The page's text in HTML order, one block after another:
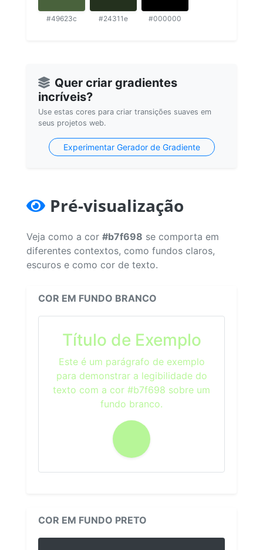
#49623c #24311e #000000
Quer criar gradientes
incríveis?
Use estas cores para criar transições suaves em
seus projetos web.
Experimentar Gerador de Gradiente
Pré-visualização
Veja como a cor #b7f698 se comporta em
diferentes contextos, como fundos claros,
escuros e como cor de texto.
COR EM FUNDO BRANCO
Título de Exemplo
Este é um parágrafo de exemplo
para demonstrar a legibilidade do
texto com a cor #b7f698 sobre um
fundo branco.
COR EM FUNDO PRETO